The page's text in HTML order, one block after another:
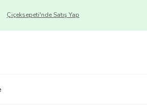
Çiçeksepeti'nde Satış Yap